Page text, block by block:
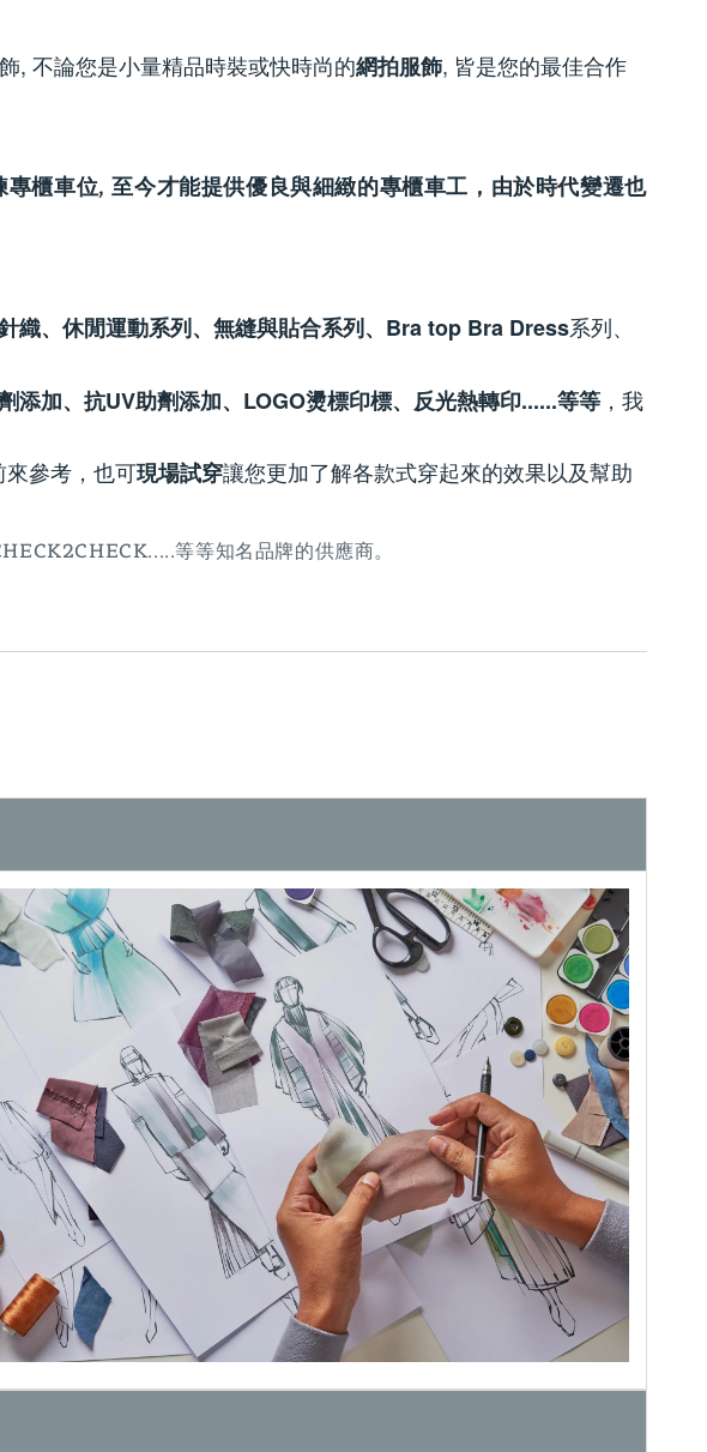
, 不論您是小量精品時裝或快時尚的網拍服飾, 皆是您的最佳合作
專櫃車位, 至今才能提供優良與細緻的專櫃車工 ，由於時代變遷也
織、休閒運動系列、無縫與貼合系列、Bra top Bra Dress系列、
添加、抗UV助劑添加、LOGO燙標印標、反光熱轉印......等等 ，我
來參考，也可現場試穿讓您更加了解各款式穿起來的效果以及幫助
等等知名品牌的供應商。